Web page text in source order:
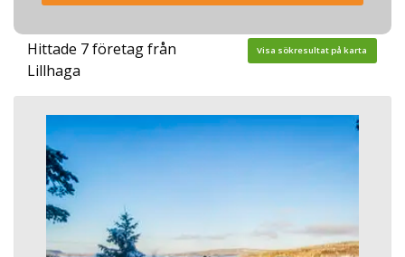
Hittade 7 företag från
Lillhaga
Visa sökresultat på karta